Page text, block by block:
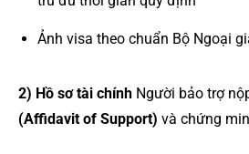
Ảnh visa theo chuẩn Bộ Ngoại
2) Hồ sơ tài chính Người bảo trợ
(Affidavit of Support) và chứng